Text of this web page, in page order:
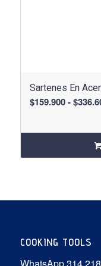
Sartenes En
$159.900 - $
COOKING TOOLS
WhatsApp 314